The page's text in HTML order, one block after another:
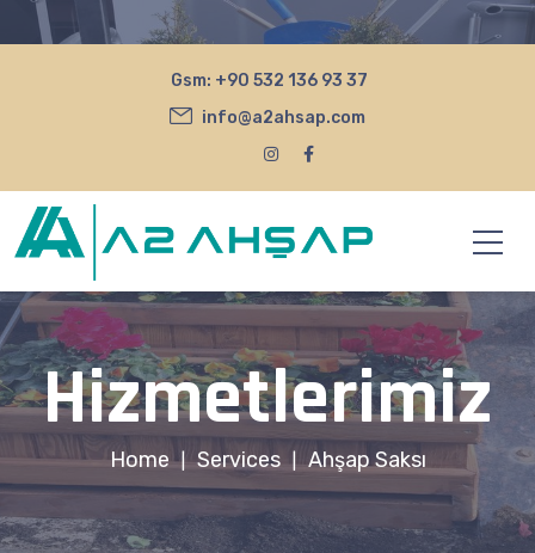
Gsm: +90 532 136 93 37
info@a2ahsap.com
Hizmetlerimiz
Home | Services Ahşap Saksı